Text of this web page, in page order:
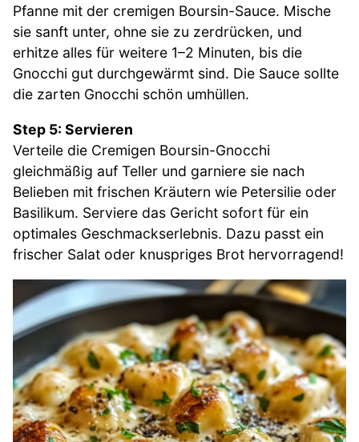
Pfanne mit der cremigen Boursin-Sauce. Mische
sie sanft unter, ohne sie zu zerdrücken, und
erhitze alles für weitere 1–2 Minuten, bis die
Gnocchi gut durchgewärmt sind. Die Sauce sollte
die zarten Gnocchi schön umhüllen.
Step 5: Servieren
Verteile die Cremigen Boursin-Gnocchi
gleichmäßig auf Teller und garniere sie nach
Belieben mit frischen Kräutern wie Petersilie oder
Basilikum. Serviere das Gericht sofort für ein
optimales Geschmackserlebnis. Dazu passt ein
frischer Salat oder knuspriges Brot hervorragend!